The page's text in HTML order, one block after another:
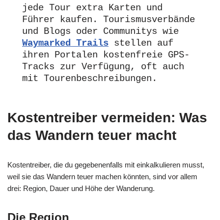
jede Tour extra Karten und
Führer kaufen. Tourismusverbände
Waymarked Trails stellen auf
ihren Portalen kostenfreie GPS-
Tracks zur Verfügung, oft auch
mit Tourenbeschreibungen.
Kostentreiber vermeiden: Was
das Wandern teuer macht
Kostentreiber, die du gegebenenfalls mit einkalkulieren musst,
weil sie das Wandern teuer machen könnten, sind vor allem
drei: Region, Dauer und Höhe der Wanderung.
Die Region